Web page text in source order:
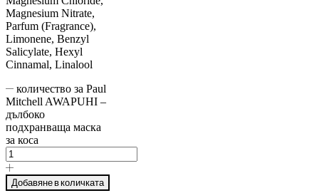
Magnesium Nitrate,
Parfum (Fragrance),
Limonene, Benzyl
Salicylate, Hexyl
Cinnamal, Linalool
количество за Paul
Mitchell AWAPUHI –
дълбоко
подхранваща маска
за коса
Добавяне в количката